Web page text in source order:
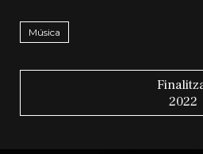
Música
2022